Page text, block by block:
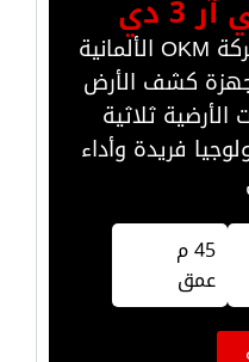
3 دي
جيبارد جي بي آر من شركة OKM الألمانية
كشف الأرض
ثلاثية
فريدة وأداء
45 م
عمق